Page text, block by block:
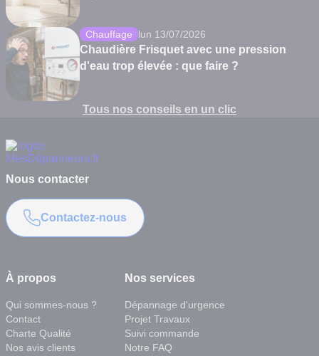
Chauffage lun 13/07/2026
Chaudière Frisquet avec une pression
d'eau trop élevée : que faire ?
Tous nos conseils en un clic
À propos
Qui sommes-nous ?
Contact
Charte Qualité
Nos avis clients
Nos services
Dépannage d'urgence
Projet Travaux
Suivi commande
Notre FAQ
Nous contacter
Contactez-nous